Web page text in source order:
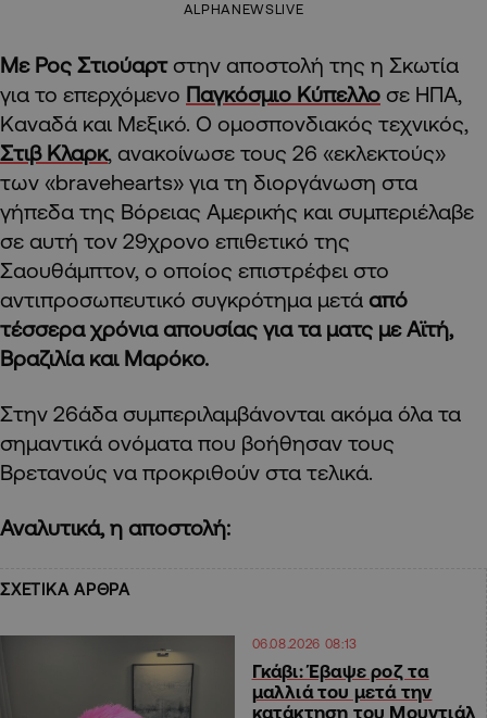
ALPHANEWSLIVE
Με Ρος Στιούαρτστην αποστολή της η Σκωτία
για το επερχόμενο Παγκόσμιο Κύπελλο σε ΗΠΑ,
Καναδά και Μεξικό. Ο ομοσπονδιακός τεχνικός,
Στιβ Κλαρκ, ανακοίνωσε τους 26 «εκλεκτούς»
των «bravehearts» για τη διοργάνωση στα
γήπεδα της Βόρειας Αμερικής και συμπεριέλαβε
σε αυτή τον 29χρονο επιθετικό της
Σαουθάμπτον, ο οποίος επιστρέφει στο
αντιπροσωπευτικό συγκρότημα μετά από
τέσσερα χρόνια απουσίας για τα ματς με Αϊτή,
Βραζιλία και Μαρόκο.
Στην 26άδα συμπεριλαμβάνονται ακόμα όλα τα
σημαντικά ονόματα που βοήθησαν τους
Βρετανούς να προκριθούν στα τελικά.
Αναλυτικά, η αποστολή:
ΣΧΕΤΙΚΑ ΑΡΘΡΑ
06.08.2026 08:13
Γκάβι: Έβαψε ροζ τα
μαλλιά του μετά την
κατάκτηση του Μουντιάλ